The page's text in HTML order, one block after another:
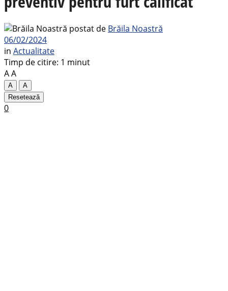
postat de Brăila Noastră
06/02/2024
in Actualitate
Timp de citire: 1 minut
AA
A
A
Resetează
0